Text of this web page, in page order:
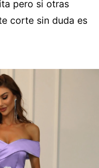
pero si otras
corte sin duda es